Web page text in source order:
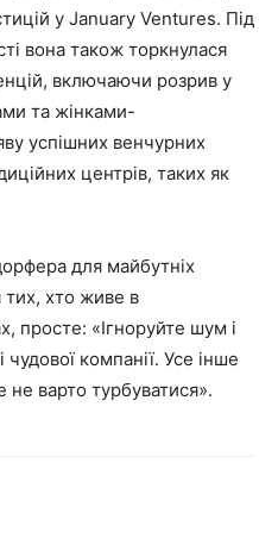
у January Ventures. Під
вона також торкнулася
включаючи розрив у
та жінками-
успішних венчурних
центрів, таких як
для майбутніх
тих, хто живе в
просте: «Ігноруйте шум і
компанії. Усе інше
варто турбуватися».